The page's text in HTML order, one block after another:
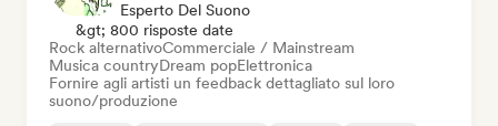
Esperto Del Suono
&gt; 800 risposte date
Rock alternativoCommerciale / Mainstream
Musica countryDream popElettronica
Fornire agli artisti un feedback dettagliato sul loro
suono/produzione